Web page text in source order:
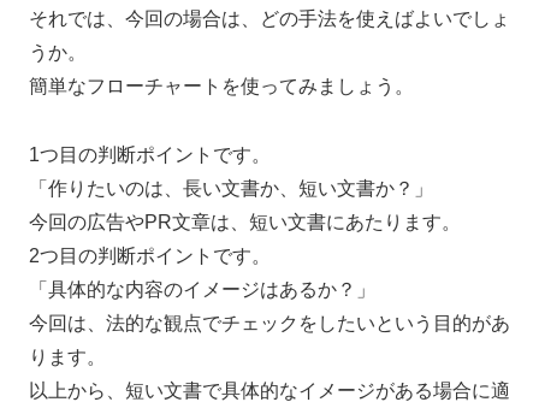
それでは、今回の場合は、どの手法を使えばよいでしょ
うか。
簡単なフローチャートを使ってみましょう。
1つ目の判断ポイントです。
「作りたいのは、長い文書か、短い文書か？」
今回の広告やPR文章は、短い文書にあたります。
2つ目の判断ポイントです。
「具体的な内容のイメージはあるか？」
今回は、法的な観点でチェックをしたいという目的があ
ります。
以上から、短い文書で具体的なイメージがある場合に適